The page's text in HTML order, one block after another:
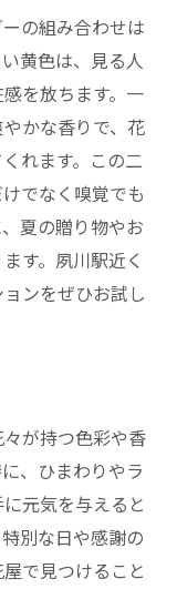
の組み合わせは
黄色は、見る人
を放ちます。一
かな香りで、花
れます。この二
でなく嗅覚でも
夏の贈り物やお
す。夙川駅近く
ンをぜひお試し
が持つ色彩や香
、ひまわりやラ
元気を与えると
別な日や感謝の
で見つけること